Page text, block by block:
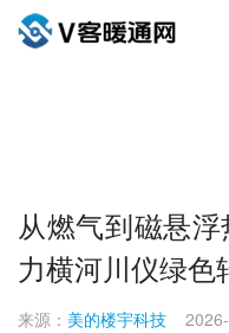
从燃气到磁悬
力横河川仪绿色
来源： 美的楼宇科技